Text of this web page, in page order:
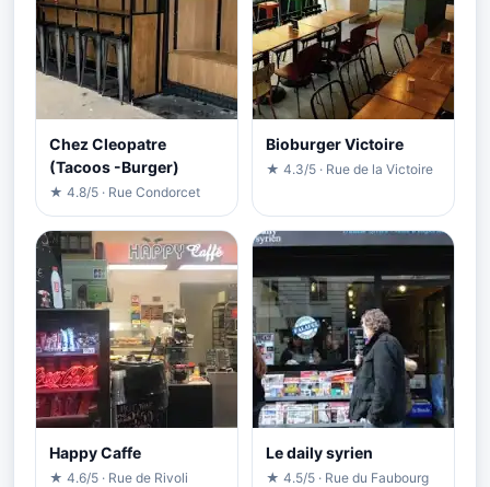
Chez Cleopatre
(Tacoos -Burger)
★ 4.8/5 · Rue Condorcet
Bioburger Victoire
★ 4.3/5 · Rue de la Victoire
Happy Caffe
★ 4.6/5 · Rue de Rivoli
Le daily syrien
★ 4.5/5 · Rue du Faubourg